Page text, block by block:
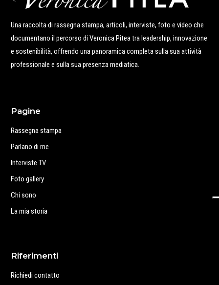
Una raccolta di rassegna stampa, articoli, interviste, foto e video che
documentano il percorso di Veronica Pitea tra leadership, innovazione
e sostenibilità, offrendo una panoramica completa sulla sua attività
professionale e sulla sua presenza mediatica.
Pagine
Rassegna stampa
Parlano di me
Interviste TV
Foto gallery
Chi sono
La mia storia
Riferimenti
Richiedi contatto